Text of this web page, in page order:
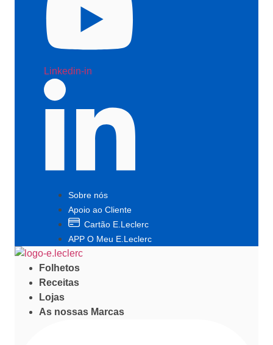
Linkedin-in
Sobre nós
Apoio ao Cliente
Cartão E.Leclerc
APP O Meu E.Leclerc
Folhetos
Receitas
Lojas
As nossas Marcas